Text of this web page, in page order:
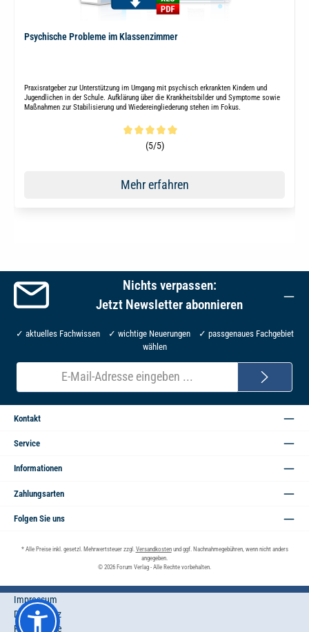
Psychische Probleme im Klassenzimmer
Praxisratgeber zur Unterstützung im Umgang mit psychisch erkrankten Kindern und
Jugendlichen in der Schule. Aufklärung über die Krankheitsbilder und Symptome sowie
Maßnahmen zur Stabilisierung und Wiedereingliederung stehen im Fokus.
Durchschnittliche Bewertung von 5 von 5 Sternen
(5/5)
Mehr erfahren
Nichts verpassen:
Jetzt Newsletter abonnieren
✓ aktuelles Fachwissen ✓ wichtige Neuerungen ✓ passgenaues Fachgebiet
wählen
E-
Mail-
Adresse*
Kontakt
Service
Informationen
Zahlungsarten
Folgen Sie uns
* Alle Preise inkl. gesetzl. Mehrwertsteuer zzgl. Versandkostenund ggf. Nachnahmegebühren, wenn nicht anders
angegeben.
© 2026 Forum Verlag - Alle Rechte vorbehalten.
Impressum
Datenschutz
Privatsphäre